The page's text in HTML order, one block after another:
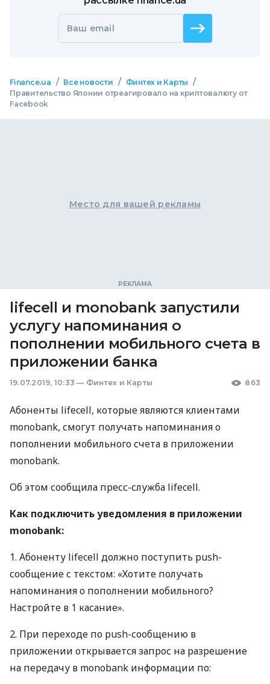
Ваш email
Finance.ua / Все новости / Финтех и Карты /
Правительство Японии отреагировало на криптовалюту от
Facebook
Место для вашей рекламы
lifecell и monobank запустили
услугу напоминания о
пополнении мобильного счета в
приложении банка
19.07.2019, 10:33 — Финтех и Карты 863
Абоненты lifecell, которые являются клиентами
monobank, смогут получать напоминания о
пополнении мобильного счета в приложении
monobank.
Об этом сообщила пресс-служба lifecell.
Как подключить уведомления в приложении
monobank:
1. Абоненту lifecell должно поступить push-
сообщение с текстом: «Хотите получать
напоминания о пополнении мобильного?
Настройте в 1 касание».
2. При переходе по push-сообщению в
приложении открывается запрос на разрешение
на передачу в monobank информации по: